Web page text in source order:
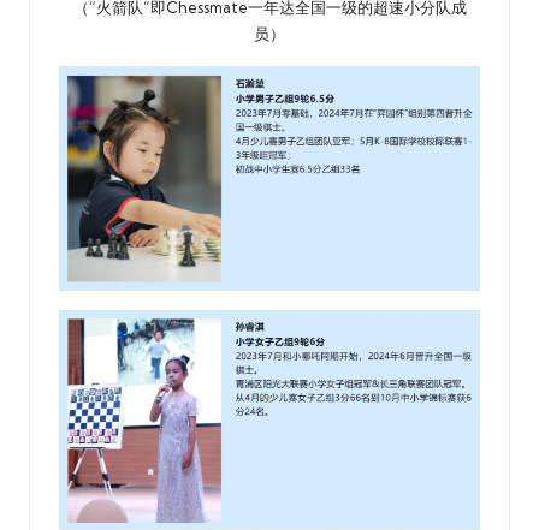
（“火箭队”即Chessmate一年达全国一级的超速小分队成
员）